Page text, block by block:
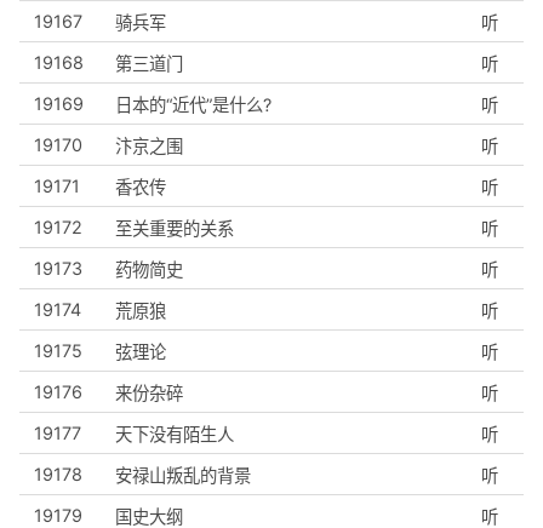
19167
骑兵军
听
19168
第三道门
听
19169
日本的“近代”是什么?
听
19170
汴京之围
听
19171
香农传
听
19172
至关重要的关系
听
19173
药物简史
听
19174
荒原狼
听
19175
弦理论
听
19176
来份杂碎
听
19177
天下没有陌生人
听
19178
安禄山叛乱的背景
听
19179
国史大纲
听